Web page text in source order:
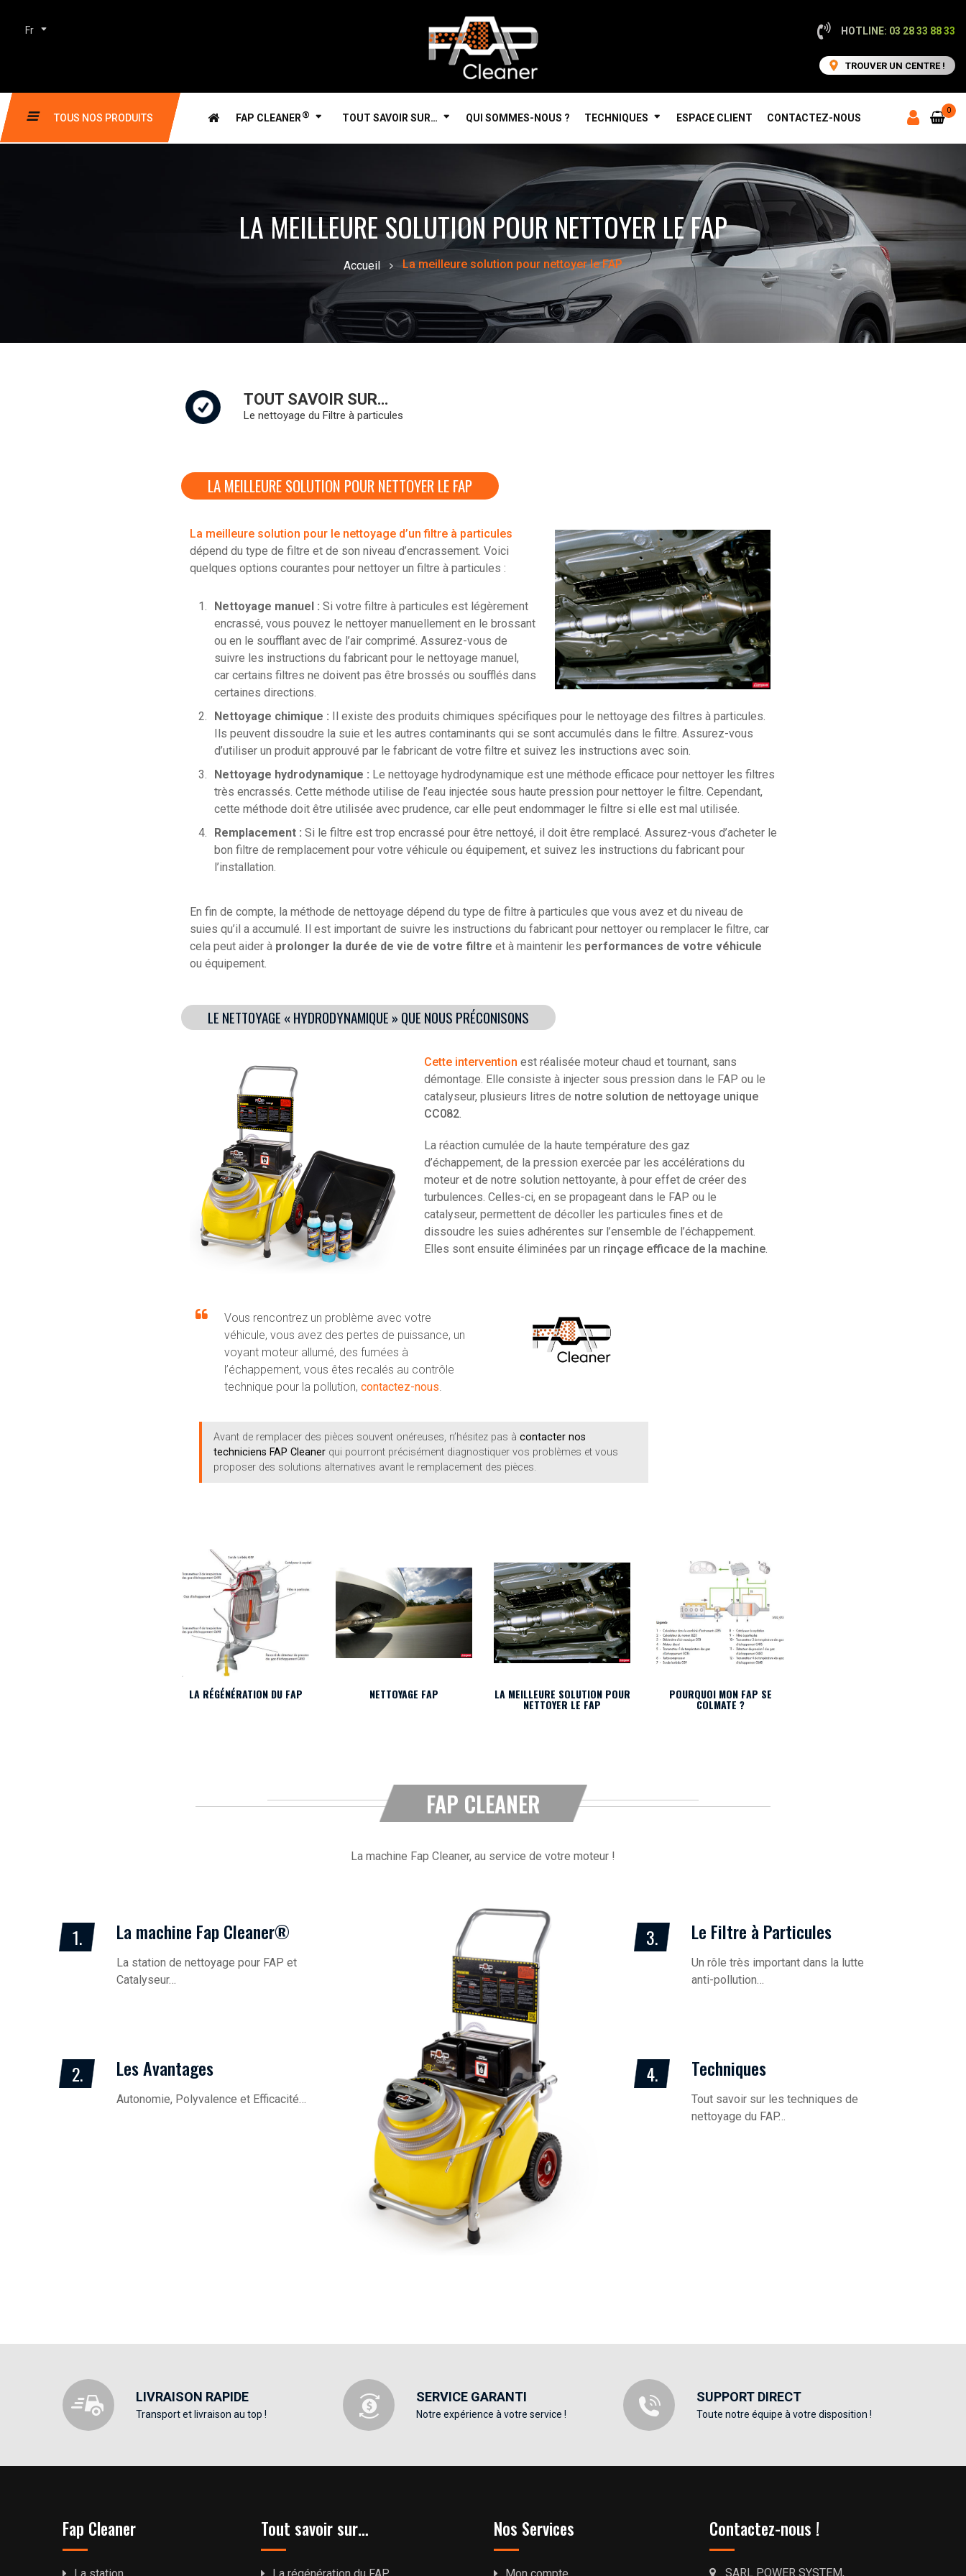
Fr HOTLINE: 03 28 33 88 33
TROUVER UN CENTRE !
TOUS NOS PRODUITS FAP CLEANER ® TOUT SAVOIR SUR… QUI SOMMES-NOUS ? TECHNIQUES ESPACE CLIENT CONTACTEZ-NOUS
0
LA MEILLEURE SOLUTION POUR NETTOYER LE FAP
Accueil La meilleure solution pour nettoyer le FAP
TOUT SAVOIR SUR…
Le nettoyage du Filtre à particules
LA MEILLEURE SOLUTION POUR NETTOYER LE FAP
La meilleure solution pour le nettoyage d’un filtre à particules
dépend du type de filtre et de son niveau d’encrassement. Voici
quelques options courantes pour nettoyer un filtre à particules :
Nettoyage manuel : Si votre filtre à particules est légèrement
encrassé, vous pouvez le nettoyer manuellement en le brossant
ou en le soufflant avec de l’air comprimé. Assurez-vous de
suivre les instructions du fabricant pour le nettoyage manuel,
car certains filtres ne doivent pas être brossés ou soufflés dans
certaines directions.
Nettoyage chimique : Il existe des produits chimiques spécifiques pour le nettoyage des filtres à particules.
Ils peuvent dissoudre la suie et les autres contaminants qui se sont accumulés dans le filtre. Assurez-vous
d’utiliser un produit approuvé par le fabricant de votre filtre et suivez les instructions avec soin.
Nettoyage hydrodynamique : Le nettoyage hydrodynamique est une méthode efficace pour nettoyer les filtres
très encrassés. Cette méthode utilise de l’eau injectée sous haute pression pour nettoyer le filtre. Cependant,
cette méthode doit être utilisée avec prudence, car elle peut endommager le filtre si elle est mal utilisée.
Remplacement : Si le filtre est trop encrassé pour être nettoyé, il doit être remplacé. Assurez-vous d’acheter le
bon filtre de remplacement pour votre véhicule ou équipement, et suivez les instructions du fabricant pour
l’installation.
En fin de compte, la méthode de nettoyage dépend du type de filtre à particules que vous avez et du niveau de
suies qu’il a accumulé. Il est important de suivre les instructions du fabricant pour nettoyer ou remplacer le filtre, car
cela peut aider à prolonger la durée de vie de votre filtre et à maintenir les performances de votre véhicule
ou équipement.
LE NETTOYAGE « HYDRODYNAMIQUE » QUE NOUS PRÉCONISONS
Cette intervention est réalisée moteur chaud et tournant, sans
démontage. Elle consiste à injecter sous pression dans le FAP ou le
catalyseur, plusieurs litres de notre solution de nettoyage unique
CC082.
La réaction cumulée de la haute température des gaz
d’échappement, de la pression exercée par les accélérations du
moteur et de notre solution nettoyante, à pour effet de créer des
turbulences. Celles-ci, en se propageant dans le FAP ou le
catalyseur, permettent de décoller les particules fines et de
dissoudre les suies adhérentes sur l’ensemble de l’échappement.
Elles sont ensuite éliminées par un rinçage efficace de la machine.
Vous rencontrez un problème avec votre
véhicule, vous avez des pertes de puissance, un
voyant moteur allumé, des fumées à
l’échappement, vous êtes recalés au contrôle
technique pour la pollution, contactez-nous.
Avant de remplacer des pièces souvent onéreuses, n’hésitez pas à contacter nos
techniciens FAP Cleaner qui pourront précisément diagnostiquer vos problèmes et vous
proposer des solutions alternatives avant le remplacement des pièces.
LA RÉGÉNÉRATION DU FAP NETTOYAGE FAP LA MEILLEURE SOLUTION POUR
NETTOYER LE FAP
POURQUOI MON FAP SE
COLMATE ?
FAP CLEANER
La machine Fap Cleaner, au service de votre moteur !
1. La machine Fap Cleaner®
La station de nettoyage pour FAP et
Catalyseur…
2. Les Avantages
Autonomie, Polyvalence et Efficacité…
3. Le Filtre à Particules
Un rôle très important dans la lutte
anti-pollution…
4. Techniques
Tout savoir sur les techniques de
nettoyage du FAP…
LIVRAISON RAPIDE
Transport et livraison au top !
SERVICE GARANTI
Notre expérience à votre service !
SUPPORT DIRECT
Toute notre équipe à votre disposition !
Fap Cleaner Tout savoir sur… Nos Services Contactez-nous !
SARL POWER SYSTEM,